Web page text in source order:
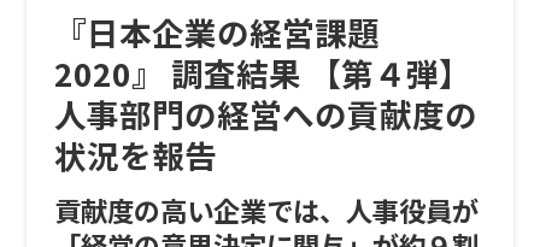
『日本企業の経営課題
2020』 調査結果 【第４弾】
人事部門の経営への貢献度の
状況を報告
貢献度の高い企業では、人事役員が